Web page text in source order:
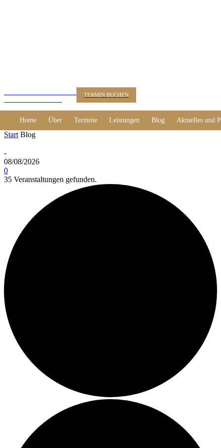
TERMIN BUCHEN
Home Über Termine Leistungen Blog Aktuelles und
Start Blog
-
08/08/2026
0
35 Veranstaltungen gefunden.